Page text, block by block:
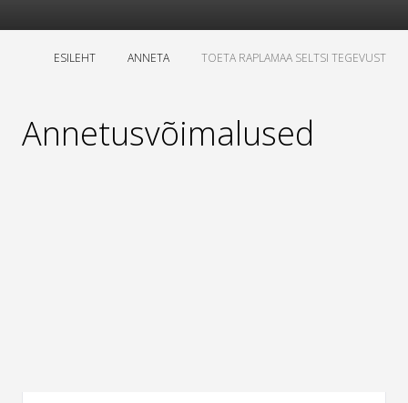
ESILEHT ANNETA TOETA RAPLAMAA SELTSI TEGEVUST
Annetusvõimalused